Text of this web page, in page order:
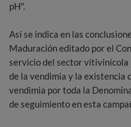
pH".
Así se indica en las
Maduración editado por el
servicio del sector vitivinícola
de la vendimia y la existencia
vendimia por toda la
de seguimiento en esta